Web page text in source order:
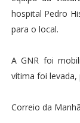
hospital Pedro
para o local.
A GNR foi
vítima foi levada,
Correio da Manhã